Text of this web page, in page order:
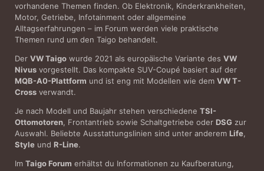
vorhandene Themen finden. Ob Elektronik, Kinderkrankheiten,
Motor, Getriebe, Infotainment oder allgemeine
Alltagserfahrungen – im Forum werden viele praktische
Themen rund um den Taigo behandelt.
Der VW Taigo wurde 2021 als europäische Variante des VW
Nivus vorgestellt. Das kompakte SUV-Coupé basiert auf der
MQB-A0-Plattform und ist eng mit Modellen wie dem VW T-
Cross verwandt.
Je nach Modell und Baujahr stehen verschiedene TSI-
Ottomotoren, Frontantrieb sowie Schaltgetriebe oder DSG zur
Auswahl. Beliebte Ausstattungslinien sind unter anderem Life,
Style und R-Line.
Im Taigo Forum erhältst du Informationen zu Kaufberatung,